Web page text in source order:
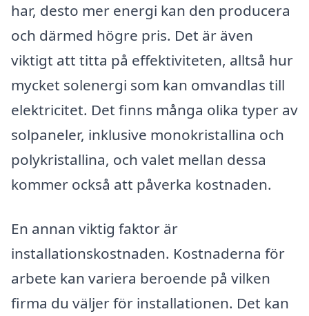
har, desto mer energi kan den producera
och därmed högre pris. Det är även
viktigt att titta på effektiviteten, alltså hur
mycket solenergi som kan omvandlas till
elektricitet. Det finns många olika typer av
solpaneler, inklusive monokristallina och
polykristallina, och valet mellan dessa
kommer också att påverka kostnaden.
En annan viktig faktor är
installationskostnaden. Kostnaderna för
arbete kan variera beroende på vilken
firma du väljer för installationen. Det kan